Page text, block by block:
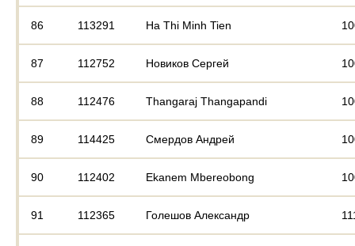
86 113291 Ha Thi Minh Tien
87 112752 Новиков Сергей
88 112476 Thangaraj Thangapandi
89 114425 Смердов Андрей
90 112402 Ekanem Mbereobong
91 112365 Голешов Александр